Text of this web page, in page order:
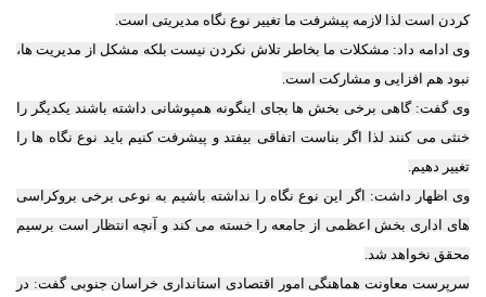
کردن است لذا لازمه پیشرفت ما تغییر نوع نگاه مدیریتی است.
وی ادامه داد: مشکلات ما بخاطر تلاش نکردن نیست بلکه مشکل از مدیریت ها،
نبود هم افزایی و مشارکت است.
وی گفت: گاهی برخی بخش ها بجای اینگونه همپوشانی داشته باشند یکدیگر را
خنثی می کنند لذا اگر بناست اتفاقی بیفتد و پیشرفت کنیم باید نوع نگاه ها را
تغییر دهیم.
وی اظهار داشت: اگر این نوع نگاه را نداشته باشیم به نوعی برخی بروکراسی
های اداری بخش اعظمی از جامعه را خسته می کند و آنچه انتظار است برسیم
محقق نخواهد شد.
سرپرست معاونت هماهنگی امور اقتصادی استانداری خراسان ‌جنوبی گفت: در